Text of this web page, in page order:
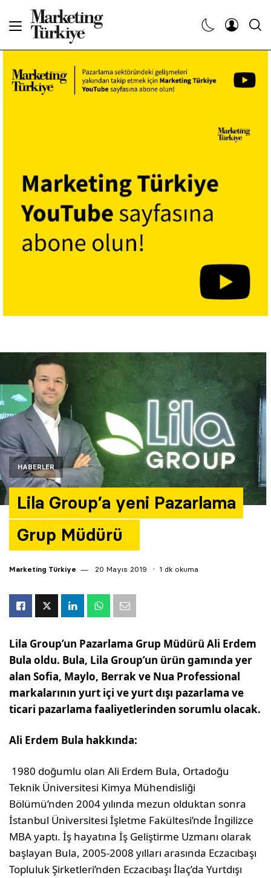
HABERLER
Lila Group’a yeni Pazarlama
Grup Müdürü
Marketing Türkiye 20 Mayıs 2019 1 dk okuma
Lila Group’un Pazarlama Grup Müdürü Ali Erdem
Bula oldu. Bula, Lila Group’un ürün gamında yer
alan Sofia, Maylo, Berrak ve Nua Professional
markalarının yurt içi ve yurt dışı pazarlama ve
ticari pazarlama faaliyetlerinden sorumlu olacak.
Ali Erdem Bula hakkında:
1980 doğumlu olan Ali Erdem Bula, Ortadoğu
Teknik Üniversitesi Kimya Mühendisliği
Bölümü’nden 2004 yılında mezun olduktan sonra
İstanbul Üniversitesi İşletme Fakültesi’nde İngilizce
MBA yaptı. İş hayatına İş Geliştirme Uzmanı olarak
başlayan Bula, 2005-2008 yılları arasında Eczacıbaşı
Topluluk Şirketleri’nden Eczacıbaşı İlaç’da Yurtdışı
Haberler
Etkinlikler
Söyleşiler
Kariyer
Araştırma